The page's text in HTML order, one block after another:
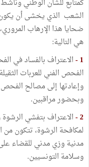
كمتابع للشأن الوطني
الشعب الذي يخشى أن
هي التالية:
1 - الاعتراف بالفساد في
وإعادتها إلى مصالح
وبحضور مراقبين.
2 - الاعتراف بتفشي
لمكافحة الرشوة، تتكون
مدنية وزي مدني للقضاء
وسلامة التونسيين.